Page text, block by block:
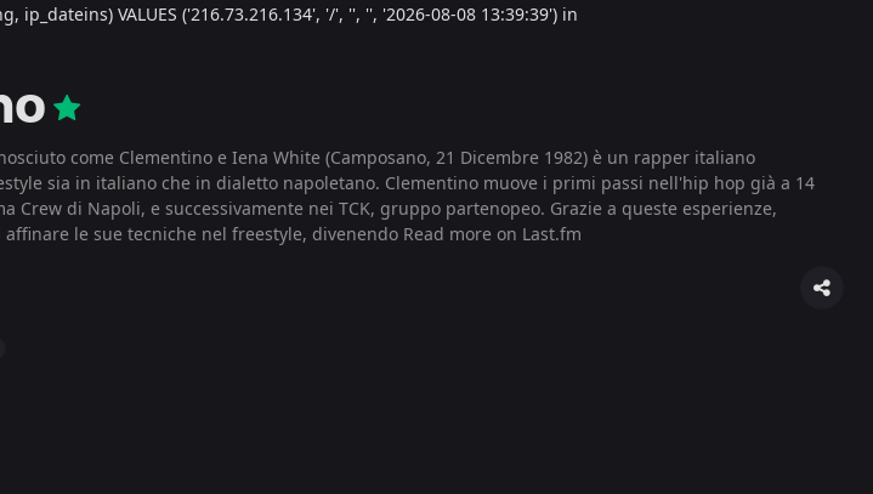
VALUES ('216.73.216.134', '/', '', '', '2026-08-08 13:39:39') in
come Clementino e Iena White (Camposano, 21 Dicembre 1982) è un rapper italiano
sia in italiano che in dialetto napoletano. Clementino muove i primi passi nell'hip hop già a 14
Crew di Napoli, e successivamente nei TCK, gruppo partenopeo. Grazie a queste esperienze,
le sue tecniche nel freestyle, divenendo Read more on Last.fm